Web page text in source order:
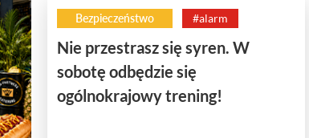
Bezpieczeństwo #alarm
Nie przestrasz się syren. W
sobotę odbędzie się
ogólnokrajowy trening!